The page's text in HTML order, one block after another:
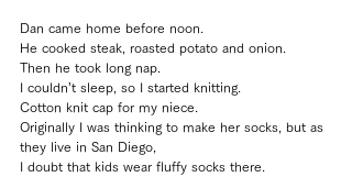
Dan came home before noon.
He cooked steak, roasted potato and onion.
Then he took long nap.
I couldn’t sleep, so I started knitting.
Cotton knit cap for my niece.
Originally I was thinking to make her socks, but as
they live in San Diego,
I doubt that kids wear fluffy socks there.